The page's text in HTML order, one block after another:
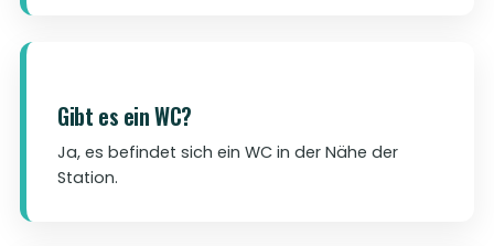
Gibt es ein WC?
Ja, es befindet sich ein WC in der Nähe der
Station.